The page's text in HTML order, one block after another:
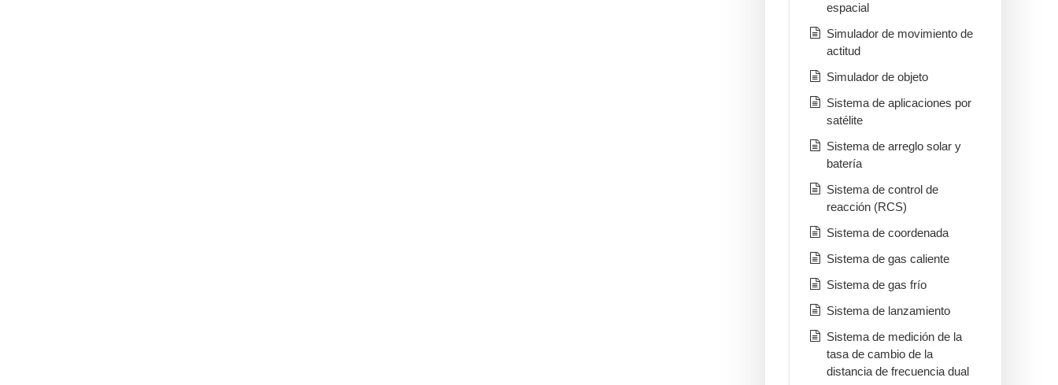
espacial
Simulador de movimiento de
actitud
Simulador de objeto
Sistema de aplicaciones por
satélite
Sistema de arreglo solar y
batería
Sistema de control de
reacción (RCS)
Sistema de coordenada
Sistema de gas caliente
Sistema de gas frío
Sistema de lanzamiento
Sistema de medición de la
tasa de cambio de la
distancia de frecuencia dual